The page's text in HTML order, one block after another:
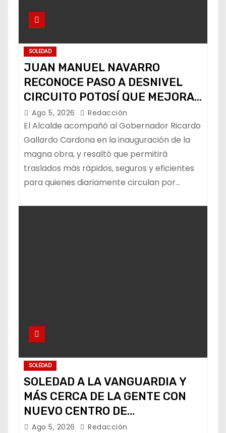
SOLEDAD
JUAN MANUEL NAVARRO
RECONOCE PASO A DESNIVEL
CIRCUITO POTOSÍ QUE MEJORA
LA MOVILIDAD METROPOLITANA
Ago 5, 2026 Redacción
El Alcalde acompañó al Gobernador Ricardo
Gallardo Cardona en la inauguración de la
magna obra, y resaltó que permitirá
traslados más rápidos, seguros y eficientes
para quienes diariamente circulan por…
SOLEDAD
SOLEDAD A LA VANGUARDIA Y
MÁS CERCA DE LA GENTE CON
NUEVO CENTRO DE
CAPACITACIÓN: NAVARRO MUÑIZ
Ago 5, 2026 Redacción